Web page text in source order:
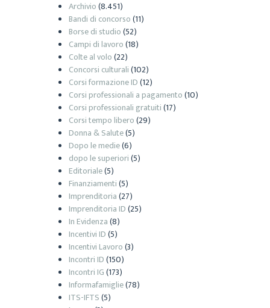
Archivio(8.451)
Bandi di concorso(11)
Borse di studio(52)
Campi di lavoro(18)
Colte al volo(22)
Concorsi culturali(102)
Corsi formazione ID(12)
Corsi professionali a pagamento(10)
Corsi professionali gratuiti(17)
Corsi tempo libero(29)
Donna & Salute(5)
Dopo le medie(6)
dopo le superiori(5)
Editoriale(5)
Finanziamenti(5)
Imprenditoria(27)
Imprenditoria ID(25)
In Evidenza(8)
Incentivi ID(5)
Incentivi Lavoro(3)
Incontri ID(150)
Incontri IG(173)
Informafamiglie(78)
ITS-IFTS(5)